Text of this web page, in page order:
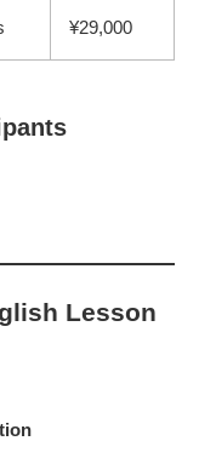
¥29,000
Lesson